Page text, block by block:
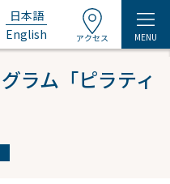
日本語
English
アクセス MENU
ラム「ピラティ